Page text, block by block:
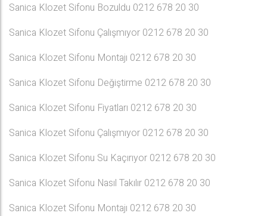
Sanica Klozet Sifonu Bozuldu 0212 678 20 30
Sanica Klozet Sifonu Çalışmıyor 0212 678 20 30
Sanica Klozet Sifonu Montajı 0212 678 20 30
Sanica Klozet Sifonu Değiştirme 0212 678 20 30
Sanica Klozet Sifonu Fiyatları 0212 678 20 30
Sanica Klozet Sifonu Çalışmıyor 0212 678 20 30
Sanica Klozet Sifonu Su Kaçırıyor 0212 678 20 30
Sanica Klozet Sifonu Nasıl Takılır 0212 678 20 30
Sanica Klozet Sifonu Montajı 0212 678 20 30